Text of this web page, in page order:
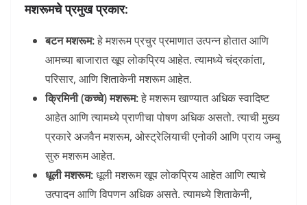
मशरूमचे प्रमुख प्रकार:
बटन मशरूम:हे मशरूम प्रचुर प्रमाणात उत्पन्न होतात आणि
आमच्या बाजारात खूप लोकप्रिय आहेत. त्यामध्ये चंद्रकांता,
परिसार, आणि शिताकेनी मशरूम आहेत.
क्रिमिनी (कच्चे) मशरूम:हे मशरूम खाण्यात अधिक स्वादिष्ट
आहेत आणि त्यामध्ये प्राणीचा पोषण अधिक असतो. त्याची मुख्य
प्रकारे अजवैन मशरूम, ओस्ट्रेलियाची एनोकी आणि प्राय जम्बु
सुरु मशरूम आहेत.
धूली मशरूम:धूली मशरूम खूप लोकप्रिय आहेत आणि त्याचे
उत्पादन आणि विपणन अधिक असते. त्यामध्ये शिताकेनी,